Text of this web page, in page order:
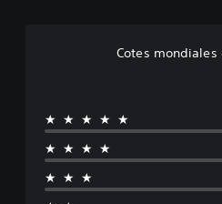
Cotes mondiales
★★★★★
★★★★
★★★